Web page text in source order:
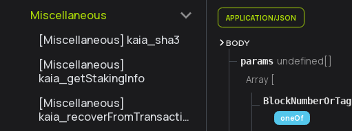
Miscellaneous
[Miscellaneous] kaia_sha3
[Miscellaneous]
kaia_getStakingInfo
[Miscellaneous]
kaia_recoverFromTransactio
APPLICATION/JSON
BODY
params undefined[]
Array [
BlockNumberOrTag
oneOf